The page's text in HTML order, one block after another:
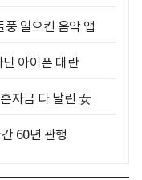
일으킨 음악 앱
아이폰 대란
자금 다 날린 女
60년 관행